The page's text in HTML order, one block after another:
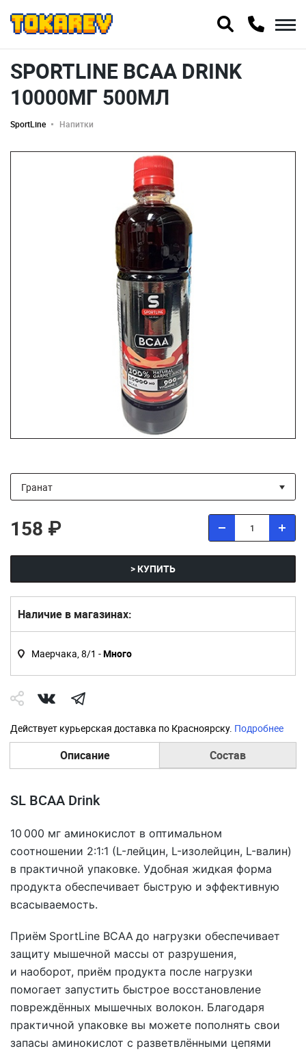
SPORTLINE BCAA DRINK
10000МГ 500МЛ
SportLine Напитки
158 ₽
> КУПИТЬ
Наличие в магазинах:
Маерчака, 8/1 -Много
Действует курьерская доставка по Красноярску. Подробнее
Описание Состав
SL BCAA Drink
10 000 мг аминокислот в оптимальном
соотношении 2:1:1 (L-лейцин, L-изолейцин, L-валин)
в практичной упаковке. Удобная жидкая форма
продукта обеспечивает быструю и эффективную
всасываемость.
Приём SportLine BCAA до нагрузки обеспечивает
защиту мышечной массы от разрушения,
и наоборот, приём продукта после нагрузки
помогает запустить быстрое восстановление
повреждённых мышечных волокон. Благодаря
практичной упаковке вы можете пополнять свои
запасы аминокислот с разветвлёнными цепями